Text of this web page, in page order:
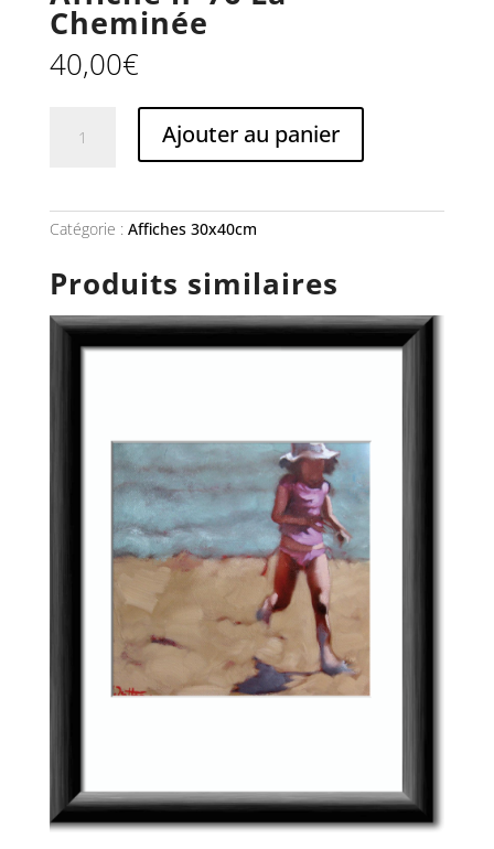
Cheminée
40,00€
Cheminée
Ajouter au panier
Catégorie : Affiches 30x40cm
Produits similaires